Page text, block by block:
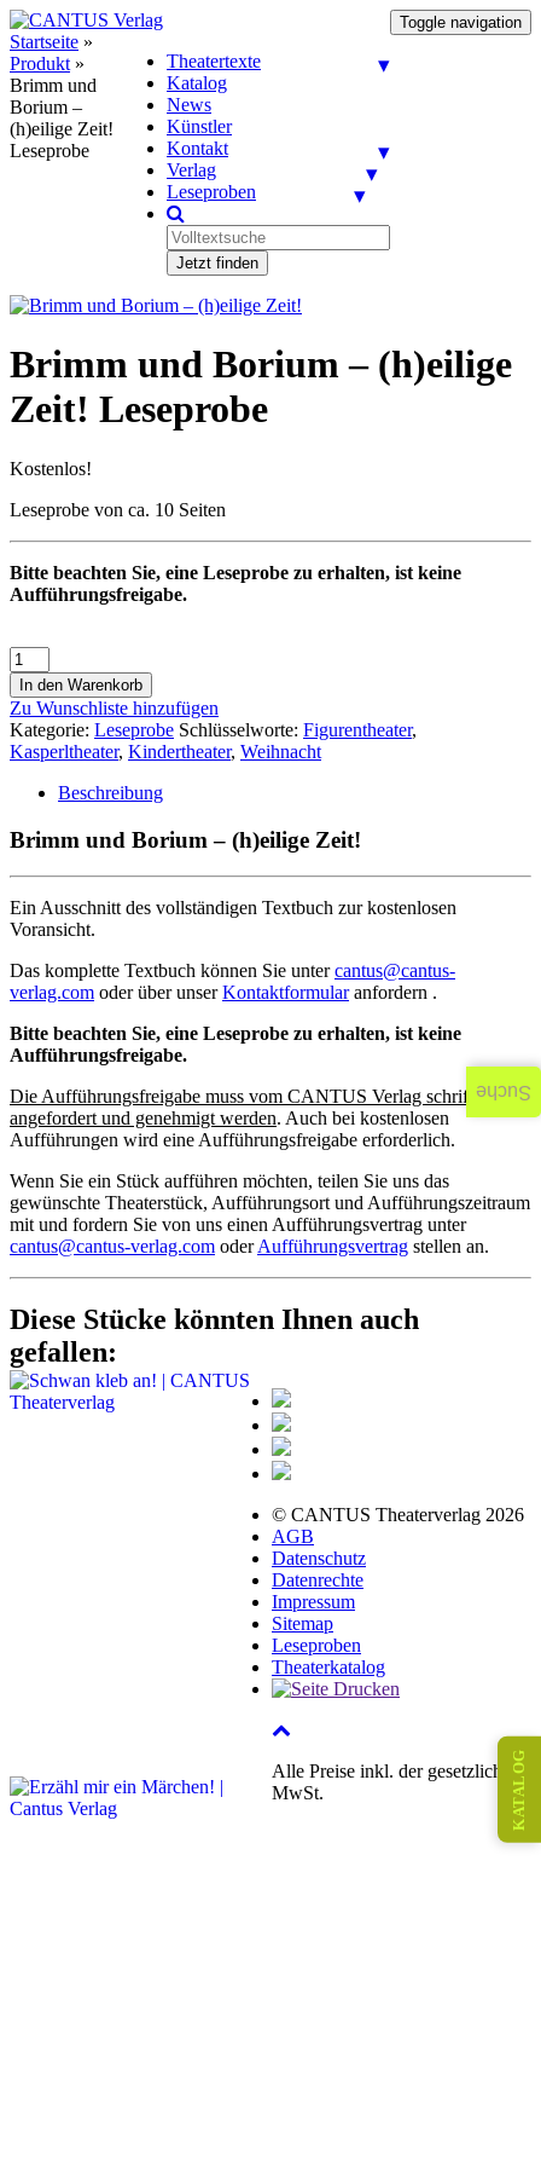
Toggle navigation
Theatertexte
Katalog
News
Künstler
Kontakt
Verlag
Leseproben
Jetzt finden
Startseite »
Produkt »
Brimm und
Borium –
(h)eilige Zeit!
Leseprobe
Brimm und Borium – (h)eilige
Zeit! Leseprobe
Kostenlos!
Leseprobe von ca. 10 Seiten
Bitte beachten Sie, eine Leseprobe zu erhalten, ist keine
Aufführungsfreigabe.
In den Warenkorb
Zu Wunschliste hinzufügen
Kategorie: Leseprobe Schlüsselworte: Figurentheater,
Kasperltheater, Kindertheater, Weihnacht
Beschreibung
Brimm und Borium – (h)eilige Zeit!
Ein Ausschnitt des vollständigen Textbuch zur kostenlosen
Voransicht.
Das komplette Textbuch können Sie untercantus@cantus-
verlag.com oder über unserKontaktformularanfordern .
Bitte beachten Sie, eine Leseprobe zu erhalten, ist keine
Aufführungsfreigabe.
Die Aufführungsfreigabe muss vom CANTUS Verlag schriftlich
angefordert und genehmigt werden. Auch bei kostenlosen
Aufführungen wird eine Aufführungsfreigabe erforderlich.
Wenn Sie ein Stück aufführen möchten, teilen Sie uns das
gewünschte Theaterstück, Aufführungsort und Aufführungszeitraum
mit und fordern Sie von uns einen Aufführungsvertrag unter
cantus@cantus-verlag.com oderAufführungsvertrag stellen an.
Diese Stücke könnten Ihnen auch
gefallen:
© CANTUS Theaterverlag 2026
AGB
Datenschutz
Datenrechte
Impressum
Sitemap
Leseproben
Theaterkatalog
Alle Preise inkl. der gesetzlichen
MwSt.
KATALOG
Suche